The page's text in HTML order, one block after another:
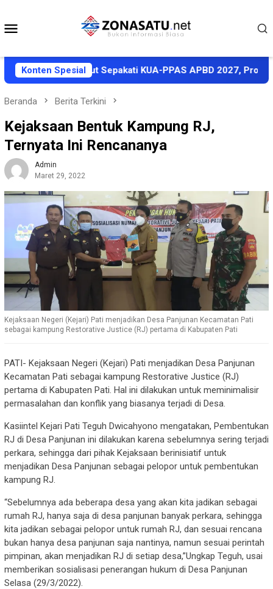
konten
Konten Spesial
Pemkab Halut Sepakati KUA-PPAS APBD 2027, Proyeksi
Beranda Berita Terkini
Kejaksaan Bentuk Kampung RJ,
Ternyata Ini Rencananya
Admin
Maret 29, 2022
Kejaksaan Negeri (Kejari) Pati menjadikan Desa Panjunan Kecamatan Pati
sebagai kampung Restorative Justice (RJ) pertama di Kabupaten Pati
PATI- Kejaksaan Negeri (Kejari) Pati menjadikan Desa Panjunan
Kecamatan Pati sebagai kampung Restorative Justice (RJ)
pertama di Kabupaten Pati. Hal ini dilakukan untuk meminimalisir
permasalahan dan konflik yang biasanya terjadi di Desa.
Kasiintel Kejari Pati Teguh Dwicahyono mengatakan, Pembentukan
RJ di Desa Panjunan ini dilakukan karena sebelumnya sering terjadi
perkara, sehingga dari pihak Kejaksaan berinisiatif untuk
menjadikan Desa Panjunan sebagai pelopor untuk pembentukan
kampung RJ.
“Sebelumnya ada beberapa desa yang akan kita jadikan sebagai
rumah RJ, hanya saja di desa panjunan banyak perkara, sehingga
kita jadikan sebagai pelopor untuk rumah RJ, dan sesuai rencana
bukan hanya desa panjunan saja nantinya, namun sesuai perintah
pimpinan, akan menjadikan RJ di setiap desa,”Ungkap Teguh, usai
memberikan sosialisasi penerangan hukum di Desa Panjunan
Selasa (29/3/2022).